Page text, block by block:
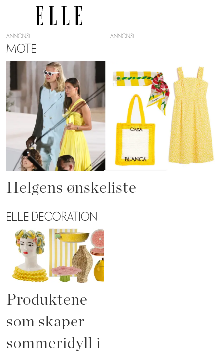
Tag:
sitrongult
ANNONSE
MOTE
Helgens ønskeliste
ELLE DECORATION
Produktene
som skaper
sommeridyll i